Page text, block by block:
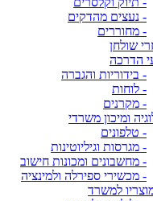
- נעצים מהדקים
- מחוררים
שולחן
הדרכה
- בידוריות והגברה
- לוחות
- מקרנים
ומיכון משרדי
- טלפונים
- מגרסות וגיליוטינות
- מחשבונים ומכונות חישוב
- מכשירי ספירלה ולמינציה
למשרד